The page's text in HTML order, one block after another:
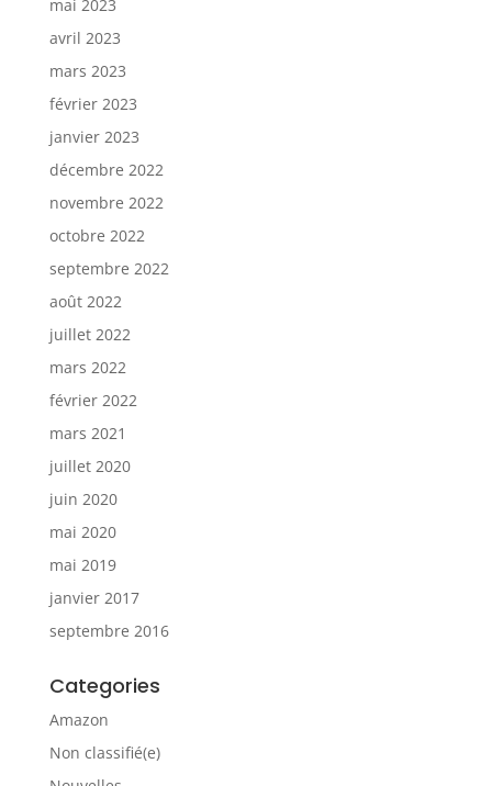
mai 2023
avril 2023
mars 2023
février 2023
janvier 2023
décembre 2022
novembre 2022
octobre 2022
septembre 2022
août 2022
juillet 2022
mars 2022
février 2022
mars 2021
juillet 2020
juin 2020
mai 2020
mai 2019
janvier 2017
septembre 2016
Categories
Amazon
Non classifié(e)